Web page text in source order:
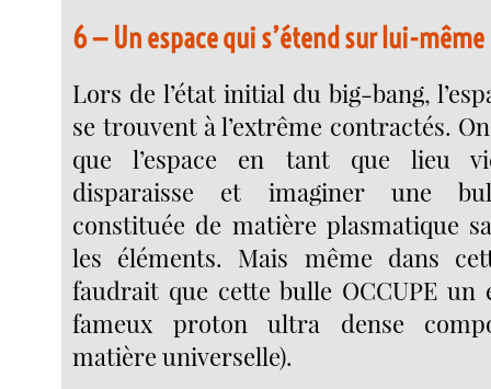
6 — Un espace qui s’étend sur lui-même
Lors de l’état initial du big-bang,
se trouvent à l’extrême contractés.
que l’espace en tant que lieu
disparaisse et imaginer une
constituée de matière plasmatique
les éléments. Mais même dans
faudrait que cette bulle OCCUPE un
fameux proton ultra dense
matière universelle).